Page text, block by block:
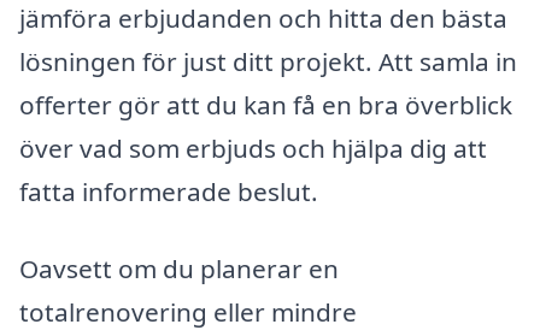
jämföra erbjudanden och hitta den bästa
lösningen för just ditt projekt. Att samla in
offerter gör att du kan få en bra överblick
över vad som erbjuds och hjälpa dig att
fatta informerade beslut.
Oavsett om du planerar en
totalrenovering eller mindre